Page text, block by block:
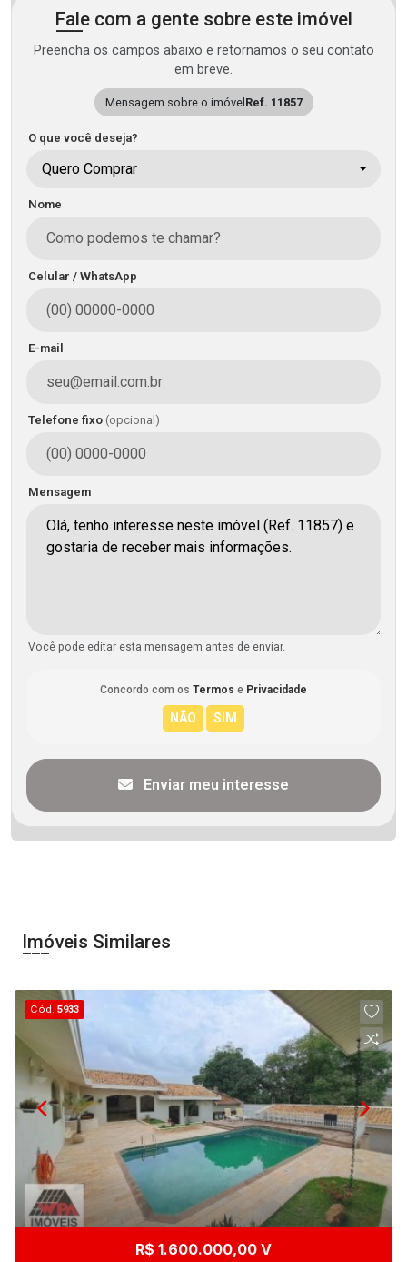
Fale com a gente sobre este imóvel
Preencha os campos abaixo e retornamos o seu contato
em breve.
Mensagem sobre o imóvel Ref. 11857
O que você deseja?
Quero Comprar
Nome
Celular / WhatsApp
E-mail
Telefone fixo (opcional)
Mensagem
Você pode editar esta mensagem antes de enviar.
Concordo com os Termos e Privacidade
Enviar meu interesse
Imóveis Similares
Cód.5933
R$ 1.600.000,00 V